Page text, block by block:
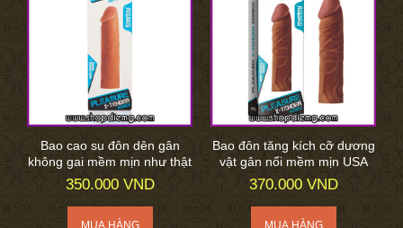
Bao cao su đôn dên gân
không gai mềm mịn như thật
350.000 VND
Bao đôn tăng kích cỡ dương
vật gân nổi mềm mịn USA
370.000 VND